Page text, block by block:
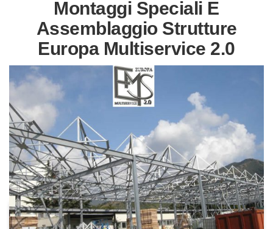
Montaggi Speciali E
Assemblaggio Strutture
Europa Multiservice 2.0